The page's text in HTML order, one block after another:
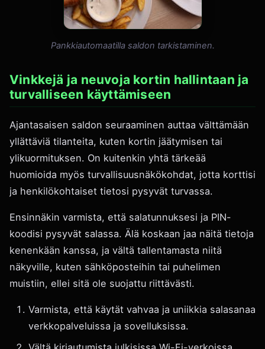
Pankkiautomaatilla saldon tarkistaminen.
Vinkkejä ja neuvoja kortin hallintaan ja
turvalliseen käyttämiseen
Ajantasaisen saldon seuraaminen auttaa välttämään
yllättäviä tilanteita, kuten kortin jäätymisen tai
ylikuormituksen. On kuitenkin yhtä tärkeää
huomioida myös turvallisuusnäkökohdat, jotta korttisi
ja henkilökohtaiset tietosi pysyvät turvassa.
Ensinnäkin varmista, että salatunnuksesi ja PIN-
koodisi pysyvät salassa. Älä koskaan jaa näitä tietoja
kenenkään kanssa, ja vältä tallentamasta niitä
näkyville, kuten sähköposteihin tai puhelimen
muistiin, ellei sitä ole suojattu riittävästi.
Varmista, että käytät vahvaa ja uniikkia salasanaa
verkkopalveluissa ja sovelluksissa.